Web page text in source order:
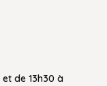
et de 13h30 à